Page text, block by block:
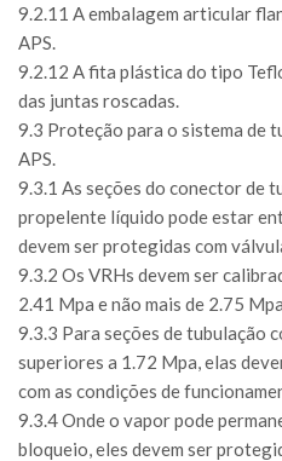
9.2.11 A embalagem articular
APS.
9.2.12 A fita plástica do tipo
das juntas roscadas.
9.3 Proteção para o sistema de
APS.
9.3.1 As seções do conector de
propelente líquido pode estar
devem ser protegidas com
9.3.2 Os VRHs devem ser
2.41 Mpa e não mais de 2.75
9.3.3 Para seções de tubulação
superiores a 1.72 Mpa, elas
com as condições de
9.3.4 Onde o vapor pode
bloqueio, eles devem ser